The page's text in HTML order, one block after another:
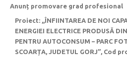
Anunț promovare grad profesional
Proiect: ,,ÎNFIINTAREA DE NOI
ENERGIEI ELECTRICE PRODUSĂ
PENTRU AUTOCONSUM – PARC
SCOARȚA, JUDETUL GORJ”, Cod